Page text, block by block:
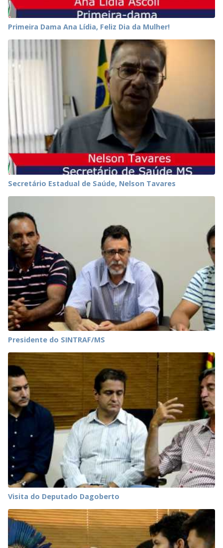
Primeira Dama Ana Lídia, Feliz Dia da Mulher!
Secretário Estadual de Saúde, Nelson Tavares
Presidente do SINTRAF/MS
Visita do Deputado Dagoberto